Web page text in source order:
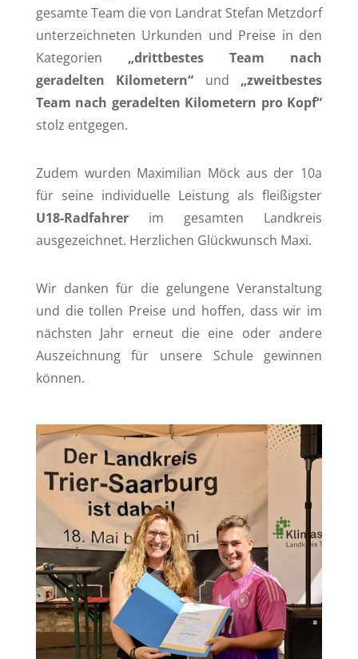
gesamte Team die von Landrat Stefan Metzdorf
unterzeichneten Urkunden und Preise in den
Kategorien „drittbestes Team nach
geradelten Kilometern“ und „zweitbestes
Team nach geradelten Kilometern pro Kopf“
stolz entgegen.
Zudem wurden Maximilian Möck aus der 10a
für seine individuelle Leistung als fleißigster
U18-Radfahrerim gesamten Landkreis
ausgezeichnet. Herzlichen Glückwunsch Maxi.
Wir danken für die gelungene Veranstaltung
und die tollen Preise und hoffen, dass wir im
nächsten Jahr erneut die eine oder andere
Auszeichnung für unsere Schule gewinnen
können.